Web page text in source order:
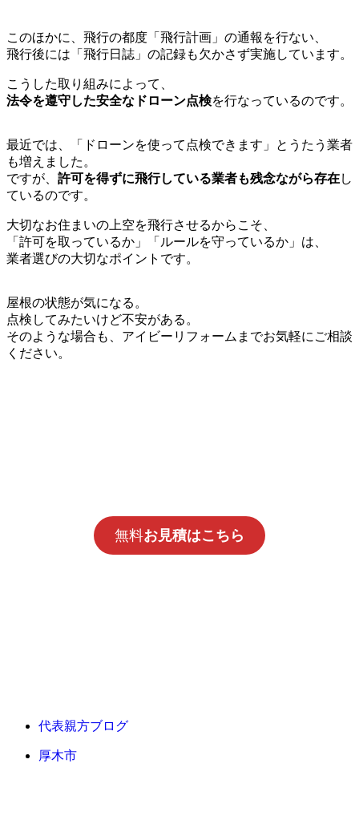
このほかに、飛行の都度「飛行計画」の通報を行ない、
飛行後には「飛行日誌」の記録も欠かさず実施しています。
こうした取り組みによって、
法令を遵守した安全なドローン点検を行なっているのです。
最近では、「ドローンを使って点検できます」とうたう業者
も増えました。
ですが、 許可を得ずに飛行している業者も残念ながら存在し
ているのです。
大切なお住まいの上空を飛行させるからこそ、
「許可を取っているか」「ルールを守っているか」は、
業者選びの大切なポイントです。
屋根の状態が気になる。
点検してみたいけど不安がある。
そのような場合も、アイビーリフォームまでお気軽にご相談
ください。
無料お見積はこちら
代表親方ブログ
厚木市